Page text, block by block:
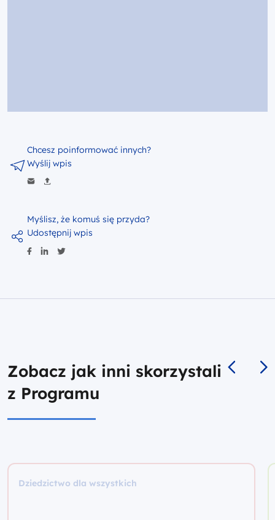
Myślisz, że komuś się przyda?
Udostępnij wpis
Chcesz poinformować innych?
Wyślij wpis
Zobacz jak inni skorzystali
z Programu
Dziedzictwo dla wszystkich